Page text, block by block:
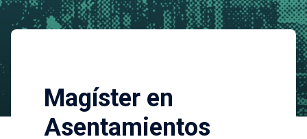
Magíster en
Magíster en
Asentamientos